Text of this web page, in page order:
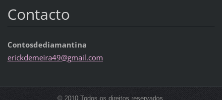
Contacto
Contosdediamantina
erickdemeira49@gmail.com
© 2010 Todos os direitos reservados.